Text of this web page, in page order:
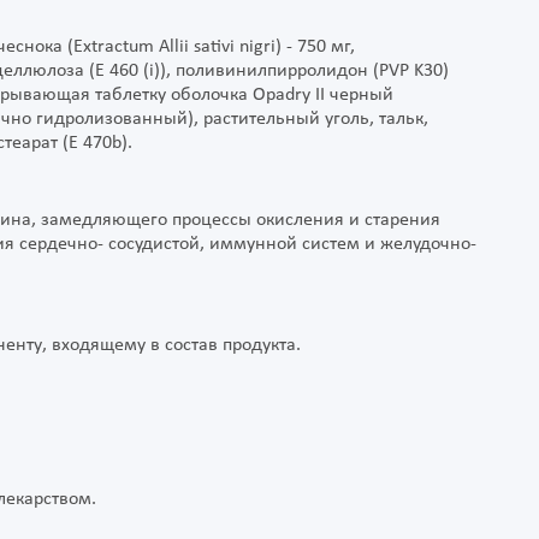
(Extractum Allii sativi nigri) - 750 мг,
(Е 460 (i)), поливинилпирролидон (PVP K30)
таблетку оболочка Opadry II черный
гидролизованный), растительный уголь, тальк,
(Е 470b).
замедляющего процессы окисления и старения
сердечно- сосудистой, иммунной систем и желудочно-
входящему в состав продукта.